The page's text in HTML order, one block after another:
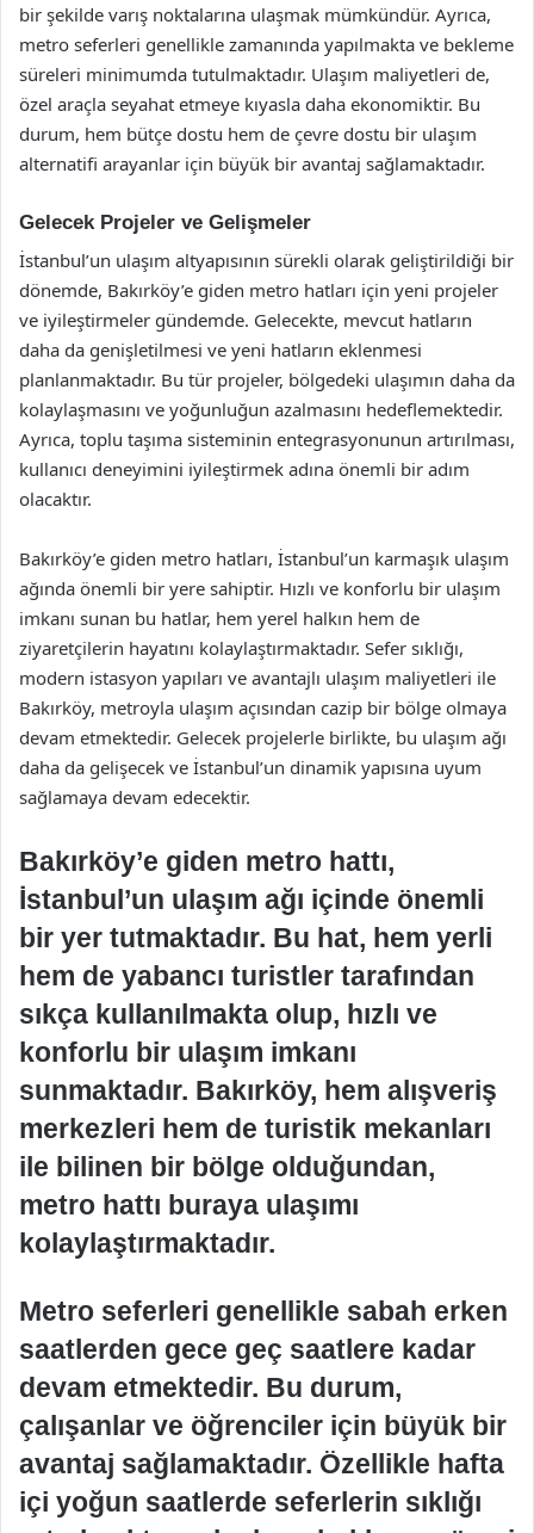
bir şekilde varış noktalarına ulaşmak mümkündür. Ayrıca,
metro seferleri genellikle zamanında yapılmakta ve bekleme
süreleri minimumda tutulmaktadır. Ulaşım maliyetleri de,
özel araçla seyahat etmeye kıyasla daha ekonomiktir. Bu
durum, hem bütçe dostu hem de çevre dostu bir ulaşım
alternatifi arayanlar için büyük bir avantaj sağlamaktadır.
Gelecek Projeler ve Gelişmeler
İstanbul’un ulaşım altyapısının sürekli olarak geliştirildiği bir
dönemde, Bakırköy’e giden metro hatları için yeni projeler
ve iyileştirmeler gündemde. Gelecekte, mevcut hatların
daha da genişletilmesi ve yeni hatların eklenmesi
planlanmaktadır. Bu tür projeler, bölgedeki ulaşımın daha da
kolaylaşmasını ve yoğunluğun azalmasını hedeflemektedir.
Ayrıca, toplu taşıma sisteminin entegrasyonunun artırılması,
kullanıcı deneyimini iyileştirmek adına önemli bir adım
olacaktır.
Bakırköy’e giden metro hatları, İstanbul’un karmaşık ulaşım
ağında önemli bir yere sahiptir. Hızlı ve konforlu bir ulaşım
imkanı sunan bu hatlar, hem yerel halkın hem de
ziyaretçilerin hayatını kolaylaştırmaktadır. Sefer sıklığı,
modern istasyon yapıları ve avantajlı ulaşım maliyetleri ile
Bakırköy, metroyla ulaşım açısından cazip bir bölge olmaya
devam etmektedir. Gelecek projelerle birlikte, bu ulaşım ağı
daha da gelişecek ve İstanbul’un dinamik yapısına uyum
sağlamaya devam edecektir.
Bakırköy’e giden metro hattı,
İstanbul’un ulaşım ağı içinde önemli
bir yer tutmaktadır. Bu hat, hem yerli
hem de yabancı turistler tarafından
sıkça kullanılmakta olup, hızlı ve
konforlu bir ulaşım imkanı
sunmaktadır. Bakırköy, hem alışveriş
merkezleri hem de turistik mekanları
ile bilinen bir bölge olduğundan,
metro hattı buraya ulaşımı
kolaylaştırmaktadır.
Metro seferleri genellikle sabah erken
saatlerden gece geç saatlere kadar
devam etmektedir. Bu durum,
çalışanlar ve öğrenciler için büyük bir
avantaj sağlamaktadır. Özellikle hafta
içi yoğun saatlerde seferlerin sıklığı